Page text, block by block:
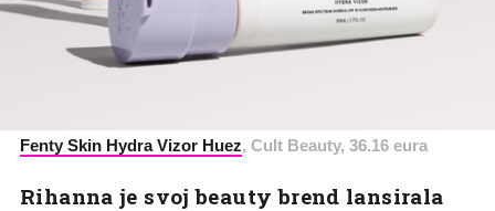
Fenty Skin Hydra Vizor Huez, Cult Beauty, 36.16 eura
Rihanna je svoj beauty brend lansirala